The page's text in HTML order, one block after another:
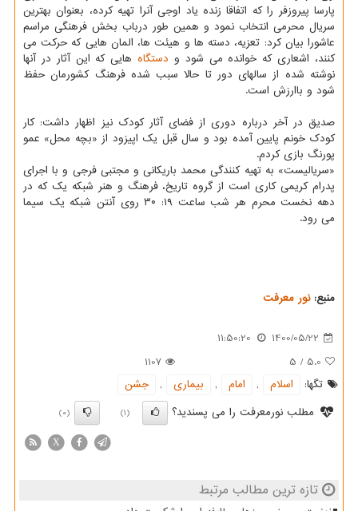
پارسا پیروزفر را که اتفاقا زنده یاد اوجی آنرا تهیه کرده، بعنوان بهترین
سریال محرمی انتخاب نمود و همین طور درباب بخش فرهنگی مراسم
عاشورا بیان کرد: تعزیه، دسته ها و هیئت ها، المان هایی که حرکت می
کنند، اشعاری که خوانده می شود و دستگاه هایی که این آثار در آنها
نوشته شده از سالهای دور تا حالا سبب شده فرهنگ کشورمان حفظ
شود و باارزش است.
صدیق در آخر درباره دوری از فضای آثار کودک نیز اظهار داشت: کار
کودک خونم پایین آمده بود و سال قبل یک اپیزود از «بچه محل» عمو
پورنگ بازی کردم.
«سریالیست» به تهیه کنندگی محمد باریکانی و مجتبی فرجی و با اجرای
پدرام کریمی کاری است از گروه تاریخ، فرهنگ و هنر شبکه یک که در
دهه نخست محرم هر شب ساعت ۱۹: ۳۰ روی آنتن شبکه یک سیما
می رود.
منبع:نور معرفت
1400/05/22
11:50:20
5.0
/
5
1107
تگها:
اسلام , امام , بیماری ,
جشن
مطلب نورمعرفت را می پسندید؟
(1)
(0)
X
تازه ترین مطالب مرتبط